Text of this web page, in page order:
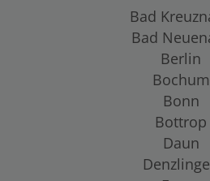
Bad
Bad
Berlin
Bochum
Bonn
Bottrop
Daun